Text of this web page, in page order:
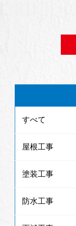
すべて
屋根工事
塗装工事
防水工事